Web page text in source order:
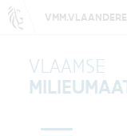
VLAAMSE